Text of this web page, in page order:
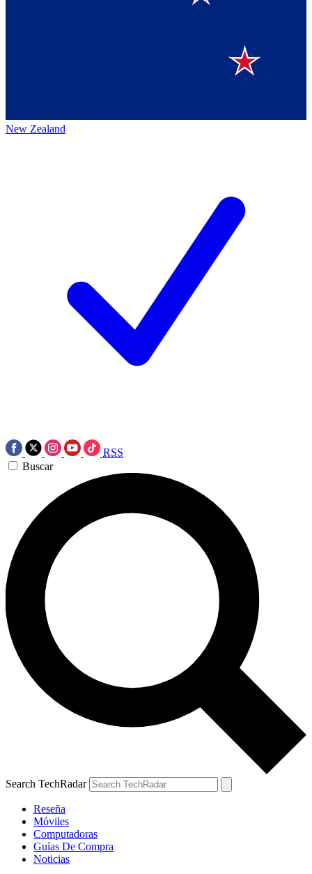
New Zealand
RSS
Buscar
Search TechRadar
Reseña
Móviles
Computadoras
Guías De Compra
Noticias